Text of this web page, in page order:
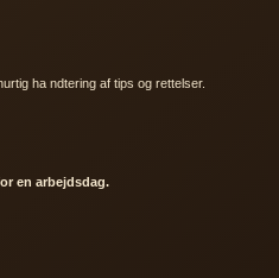
ha ndtering af tips og rettelser.
en arbejdsdag.